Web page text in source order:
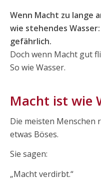
Wenn Macht zu lange
wie stehendes
gefährlich.
Doch wenn Macht gut
So wie Wasser.
Macht ist wie
Die meisten Menschen
etwas Böses.
Sie sagen:
„Macht verdirbt.“